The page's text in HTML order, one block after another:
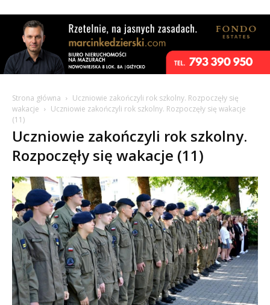
Strona główna
Uczniowie zakończyli rok szkolny. Rozpoczęły się
wakacje
Uczniowie zakończyli rok szkolny. Rozpoczęły się wakacje
(11)
Uczniowie zakończyli rok szkolny.
Rozpoczęły się wakacje (11)